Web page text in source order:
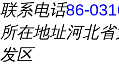
联系电话86-
所在地址河北
发区